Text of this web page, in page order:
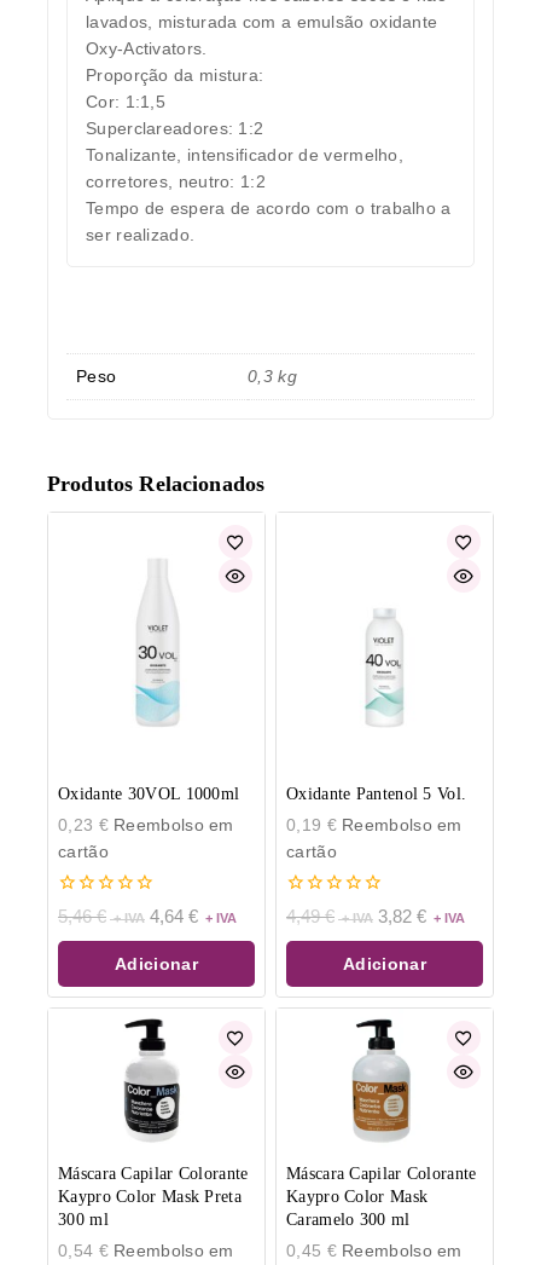
lavados, misturada com a emulsão oxidante
Oxy-Activators.
Proporção da mistura:
Cor: 1:1,5
Superclareadores: 1:2
Tonalizante, intensificador de vermelho,
corretores, neutro: 1:2
Tempo de espera de acordo com o trabalho a
ser realizado.
Peso 0,3 kg
Produtos Relacionados
Oxidante 30VOL 1000ml
0,23 €Reembolso em
cartão
0
de
5
5,46€ 4,64 €
Adicionar
Oxidante Pantenol 5 Vol.
0,19 €Reembolso em
cartão
0
de
5
4,49€ 3,82 €
Adicionar
Máscara Capilar Colorante
Kaypro Color Mask Preta
300 ml
0,54 €Reembolso em
Máscara Capilar Colorante
Kaypro Color Mask
Caramelo 300 ml
0,45 €Reembolso em